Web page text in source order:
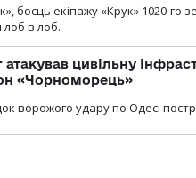
боєць екіпажу «Крук» 1020-го
в лоб.
атакував цивільну
«Чорноморець»
ворожого удару по Одесі